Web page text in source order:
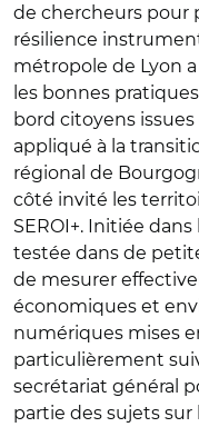
de chercheurs pour
résilience
métropole de Lyon
les bonnes
bord citoyens
appliqué à la
régional de
côté invité les
SEROI+. Initiée
testée dans de
de mesurer
économiques et
numériques mises
particulièrement
secrétariat général
partie des sujets sur